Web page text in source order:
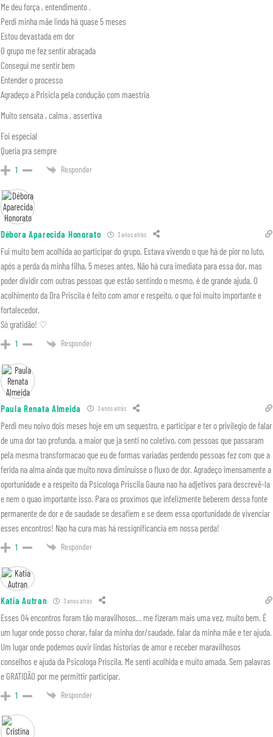
Me deu força , entendimento .
Perdi minha mãe linda há quase 5 meses
Estou devastada em dor
O grupo me fez sentir abraçada
Consegui me sentir bem
Entender o processo
Agradeço a Prisicla pela condução com maestria
Muito sensata , calma , assertiva
Foi especial
Queria pra sempre
1 Responder
Débora Aparecida Honorato 3 anos atrás
Fui muito bem acolhida ao participar do grupo. Estava vivendo o que há de pior no luto,
após a perda da minha filha, 5 meses antes. Não há cura imediata para essa dor, mas
poder dividir com outras pessoas que estão sentindo o mesmo, é de grande ajuda. O
acolhimento da Dra Priscila é feito com amor e respeito, o que foi muito importante e
fortalecedor.
Só gratidão! ♡
1 Responder
Paula Renata Almeida 3 anos atrás
Perdi meu noivo dois meses hoje em um sequestro, e participar e ter o privilegio de falar
de uma dor tao profunda, a maior que ja senti no coletivo, com pessoas que passaram
pela mesma transformacao que eu de formas variadas perdendo pessoas fez com que a
ferida na alma ainda que muito nova diminuisse o fluxo de dor. Agradeço imensamente a
oportunidade e a respeito da Psicologa Priscila Gauna nao ha adjetivos para descrevê-la
e nem o quao importante isso. Para os proximos que infelizmente beberem dessa fonte
permanente de dor e de saudade se desafiem e se deem essa oportunidade de vivenciar
esses encontros! Nao ha cura mas há ressignificancia em nossa perda!
1 Responder
Katia Autran 3 anos atrás
Esses 04 encontros foram tão maravilhosos… me fizeram mais uma vez, muito bem. É
um lugar onde posso chorar, falar da minha dor/saudade, falar da minha mãe e ter ajuda.
Um lugar onde podemos ouvir lindas historias de amor e receber maravilhosos
conselhos e ajuda da Psicologa Priscila. Me senti acolhida e muito amada. Sem palavras
e GRATIDÃO por me permittir participar.
1 Responder